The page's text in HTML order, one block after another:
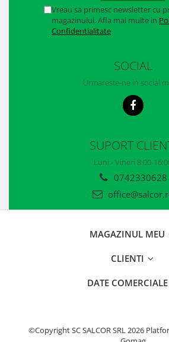
Pantofi de protectie
Manusi fibre speciale
Manusi latex
Vreau sa primesc newsletter cu
magazinului. Afla mai multe in
Confidentialitate
SOCIAL
Urmareste-ne in social
SUPORT
Luni - Vineri 8:00-
0742330628
MAGAZINUL MEU
CLIENTI
DATE COMERCIALE
©Copyright SC SALCOR SRL 2026